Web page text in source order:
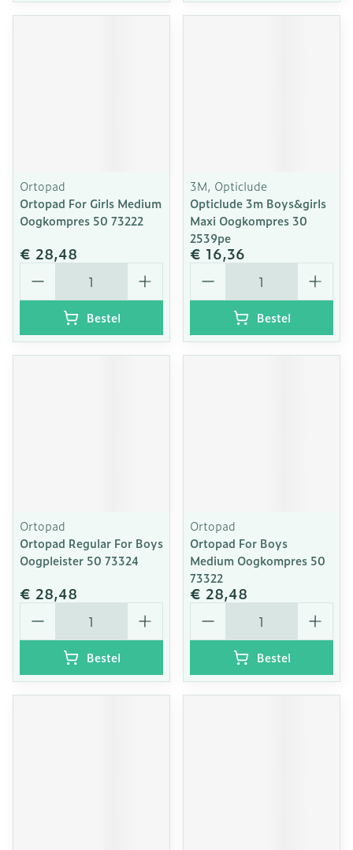
Ortopad
Ortopad For Girls Medium
Oogkompres 50 73222
€ 28,48
Aantal
Bestel
3M, Opticlude
Opticlude 3m Boys&girls
Maxi Oogkompres 30
2539pe
€ 16,36
Aantal
Bestel
Ortopad
Ortopad Regular For Boys
Oogpleister 50 73324
€ 28,48
Aantal
Bestel
Ortopad
Ortopad For Boys
Medium Oogkompres 50
73322
€ 28,48
Aantal
Bestel